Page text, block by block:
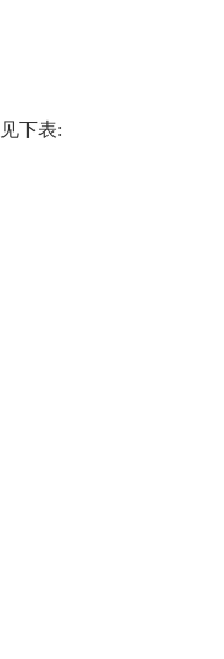
下表: